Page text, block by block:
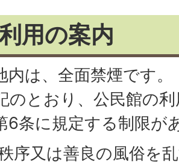
用の案内
内は、全面禁煙です。
のとおり、公民館の
6条に規定する制限が
序又は善良の風俗を